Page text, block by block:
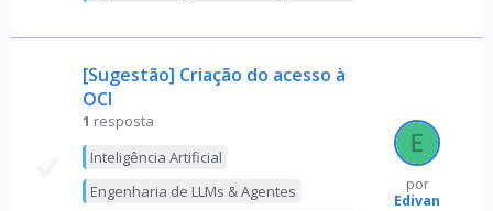
[Sugestão] Criação do acesso à
OCI
1 resposta
Inteligência Artificial
Engenharia de LLMs & Agentes
por
Edivan